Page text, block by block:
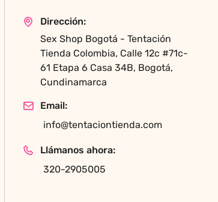
Dirección:
Sex Shop Bogotá - Tentación
Tienda Colombia, Calle 12c #71c-
61 Etapa 6 Casa 34B, Bogotá,
Cundinamarca
Email:
info@tentaciontienda.com
Llámanos ahora:
320-2905005